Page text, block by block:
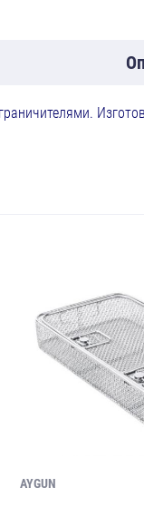
AYGUN